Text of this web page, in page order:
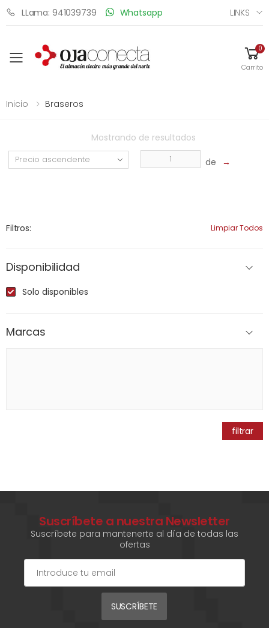
LLama: 941039739 Whatsapp LINKS
Toggle mobile menu
0
Carrito
Inicio Braseros
Mostrando de resultados
de →
Filtros: Limpiar Todos
Disponibilidad
Solo disponibles
Marcas
filtrar
Suscríbete a nuestra Newsletter
Suscríbete para mantenerte al día de todas las
ofertas
SUSCRÍBETE